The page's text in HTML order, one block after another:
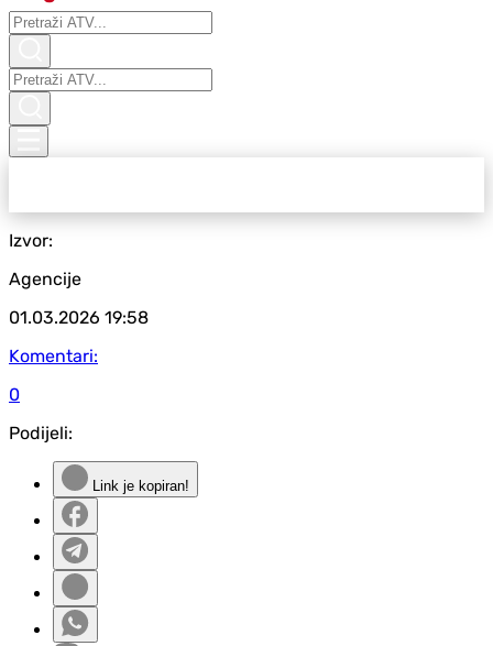
Izvor:
Agencije
01.03.2026 19:58
Komentari:
0
Podijeli:
Link je kopiran!